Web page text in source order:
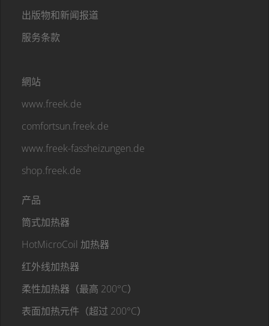
出版物和新闻报道
服务条款
網站
www.freek.de
comfortsun.freek.de
www.freek-fassheizungen.de
shop.freek.de
产品
筒式加热器
HotMicroCoil 加热器
红外线加热器
柔性加热器（最高 200°C）
表面加热元件（超过 200°C）